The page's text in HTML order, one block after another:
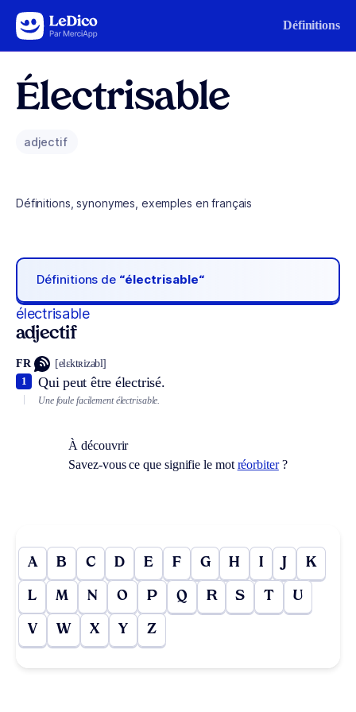
Aller au contenu Définitions
Électrisable
adjectif
Définitions, synonymes, exemples en français
Définitions de “électrisable“
électrisable
adjectif
FR [elɛktʀizabl]
Qui peut être électrisé.
1
Une foule facilement électrisable.
À découvrir
Savez-vous ce que signifie le mot réorbiter?
A B C D E F G H I J K
L M N O P Q R S T U
V W X Y Z